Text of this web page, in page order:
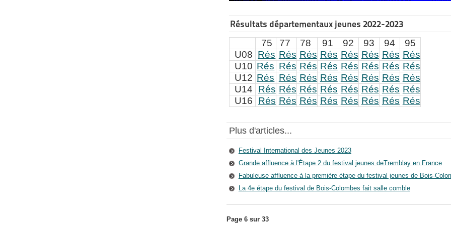
Résultats départementaux jeunes 2022-2023
75
77 78 91 92 93 94
95
U08 Rés Rés Rés Rés Rés Rés Rés Rés
U10 Rés Rés Rés Rés Rés Rés Rés Rés
U12 Rés Rés Rés Rés Rés Rés Rés Rés
U14
Rés Rés Rés Rés Rés Rés Rés Rés
U16
Rés Rés Rés Rés Rés Rés Rés Rés
Plus d'articles...
Festival International des Jeunes 2023
Grande affluence à l'Étape 2 du festival jeunes deTremblay en France
Fabuleuse affluence à la première étape du festival jeunes de Bois-
La 4e étape du festival de Bois-Colombes fait salle comble
Page 6 sur 33